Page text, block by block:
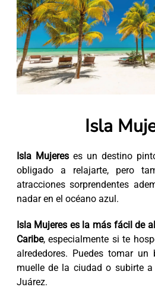
Isla
Isla Mujereses un destino
obligado a relajarte, pero
atracciones sorprendentes
nadar en el océano azul.
Isla Mujeres es la más fácil de
Caribe, especialmente si te
alrededores. Puedes tomar un
muelle de la ciudad o subirte
Juárez.